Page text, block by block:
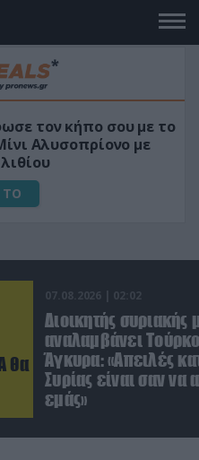
τον κήπο σου με το
Αλυσοπρίονο με
ΤΟ
θα
07.08.2026 | 02:02
Διοικητής συριακής
αναλαμβάνει
Άγκυρα: «Απειλές
Συρίας είναι σαν να
εμάς»